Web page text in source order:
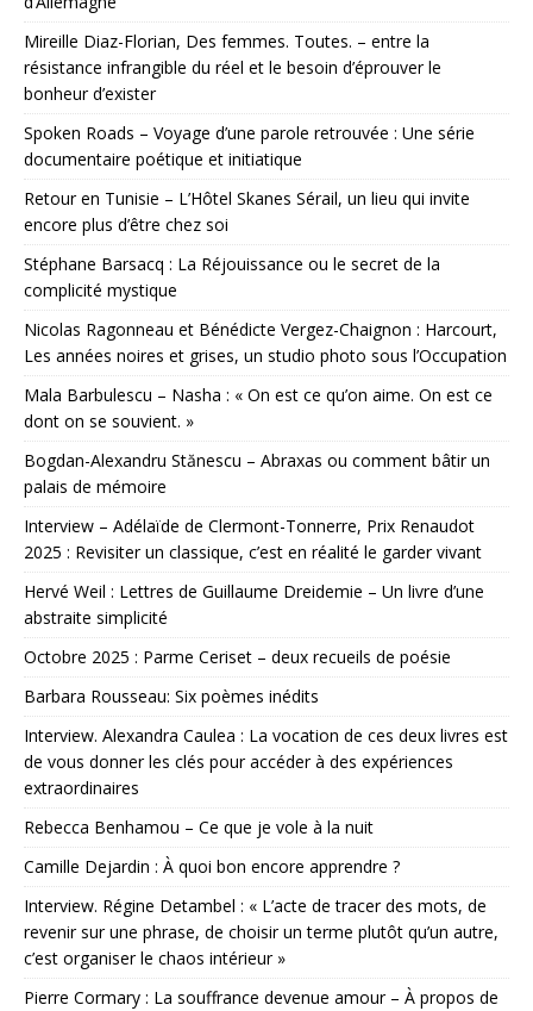
Mireille Diaz-Florian, Des femmes. Toutes. – entre la
résistance infrangible du réel et le besoin d’éprouver le
bonheur d’exister
Spoken Roads – Voyage d’une parole retrouvée : Une série
documentaire poétique et initiatique
Retour en Tunisie – L’Hôtel Skanes Sérail, un lieu qui invite
encore plus d’être chez soi
Stéphane Barsacq : La Réjouissance ou le secret de la
complicité mystique
Nicolas Ragonneau et Bénédicte Vergez-Chaignon : Harcourt,
Les années noires et grises, un studio photo sous l’Occupation
Mala Barbulescu – Nasha : « On est ce qu’on aime. On est ce
dont on se souvient. »
Bogdan-Alexandru Stănescu – Abraxas ou comment bâtir un
palais de mémoire
Interview – Adélaïde de Clermont-Tonnerre, Prix Renaudot
2025 : Revisiter un classique, c’est en réalité le garder vivant
Hervé Weil : Lettres de Guillaume Dreidemie – Un livre d’une
abstraite simplicité
Octobre 2025 : Parme Ceriset – deux recueils de poésie
Barbara Rousseau: Six poèmes inédits
Interview. Alexandra Caulea : La vocation de ces deux livres est
de vous donner les clés pour accéder à des expériences
extraordinaires
Rebecca Benhamou – Ce que je vole à la nuit
Camille Dejardin : À quoi bon encore apprendre ?
Interview. Régine Detambel : « L’acte de tracer des mots, de
revenir sur une phrase, de choisir un terme plutôt qu’un autre,
c’est organiser le chaos intérieur »
Pierre Cormary : La souffrance devenue amour – À propos de